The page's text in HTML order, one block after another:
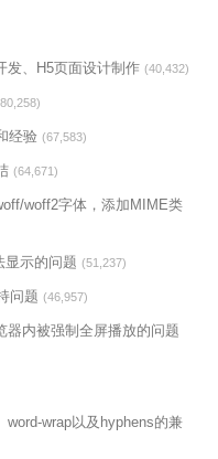
发、H5页面设计制作 (40,432)
经验 (67,583)
(64,671)
woff2字体，添加MIME类
显示的问题 (51,237)
问题 (46,957)
器内被强制全屏播放的问题
word-wrap以及hyphens的兼